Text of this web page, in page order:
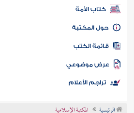
كتب PDF
كتاب الأمة
المكتبة
الكتب
موضوعي
تراجم الأعلام